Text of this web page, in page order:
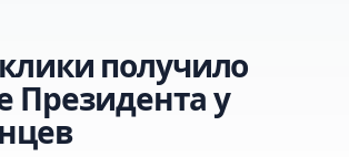
получило
Президента у